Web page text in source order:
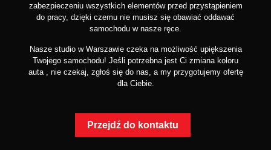
zabezpieczeniu wszystkich elementów przed przystąpieniem
do pracy, dzięki czemu nie musisz się obawiać oddawać
samochodu w nasze ręce.
Nasze studio w Warszawie czeka na możliwość upiększenia
Twojego samochodu! Jeśli potrzebna jest Ci zmiana koloru
auta , nie czekaj, zgłoś się do nas, a my przygotujemy ofertę
dla Ciebie.
Przejdź do kontaktu